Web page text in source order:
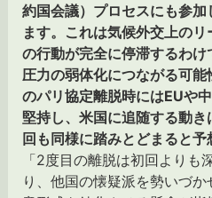
約国会議）プロセスにも参加
ます。これは気候外交上の
の行動が完全に停滞するわ
圧力の弱体化につながる可能
のパリ協定離脱時にはEUや
堅持し、米国に追随する動
回も同様に踏みとどまると
「2度目の離脱は初回よりも
り、他国の懐疑派を勢いづ